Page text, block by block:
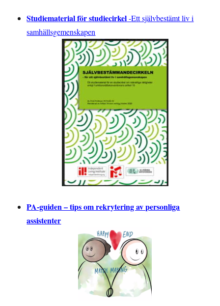
Studiematerial för studiecirkel-Ett självbestämt liv i
samhällsgemenskapen
PA-guiden – tips om rekrytering av personliga
assistenter